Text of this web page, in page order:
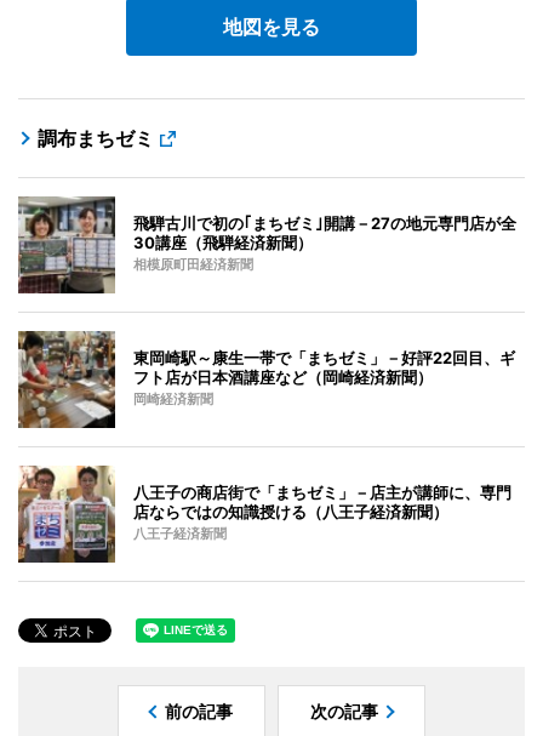
地図を見る
調布まちゼミ
飛騨古川で初の｢まちゼミ｣開講－27の地元専門店が全
30講座（飛騨経済新聞）
相模原町田経済新聞
東岡崎駅～康生一帯で「まちゼミ」－好評22回目、ギ
フト店が日本酒講座など（岡崎経済新聞）
岡崎経済新聞
八王子の商店街で「まちゼミ」－店主が講師に、専門
店ならではの知識授ける（八王子経済新聞）
八王子経済新聞
前の記事 次の記事